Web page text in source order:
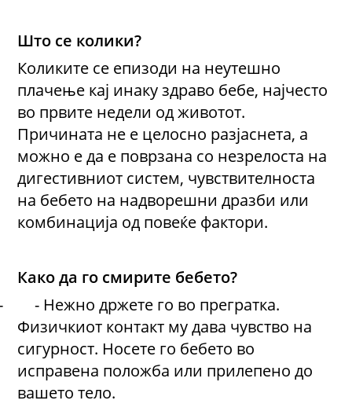
Што се колики?
Коликите се епизоди на неутешно
плачење кај инаку здраво бебе, најчесто
во првите недели од животот.
Причината не е целосно разјаснета, а
можно е да е поврзана со незрелоста на
дигестивниот систем, чувствителноста
на бебето на надворешни дразби или
комбинација од повеќе фактори.
Како да го смирите бебето?
- Нежно држете го во прегратка.
Физичкиот контакт му дава чувство на
сигурност. Носете го бебето во
исправена положба или прилепено до
вашето тело.